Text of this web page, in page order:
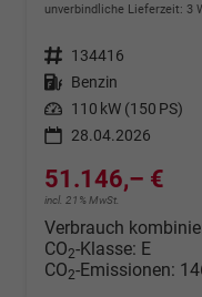
unverbindliche Lieferzeit: 3
Fahrzeugnr. 134416
Kraftstoff Benzin
Leistung 110 kW (150 PS)
28.04.2026
51.146,– €
incl. 21% MwSt.
Verbrauch
CO2-Klasse: E
CO2-Emissionen: